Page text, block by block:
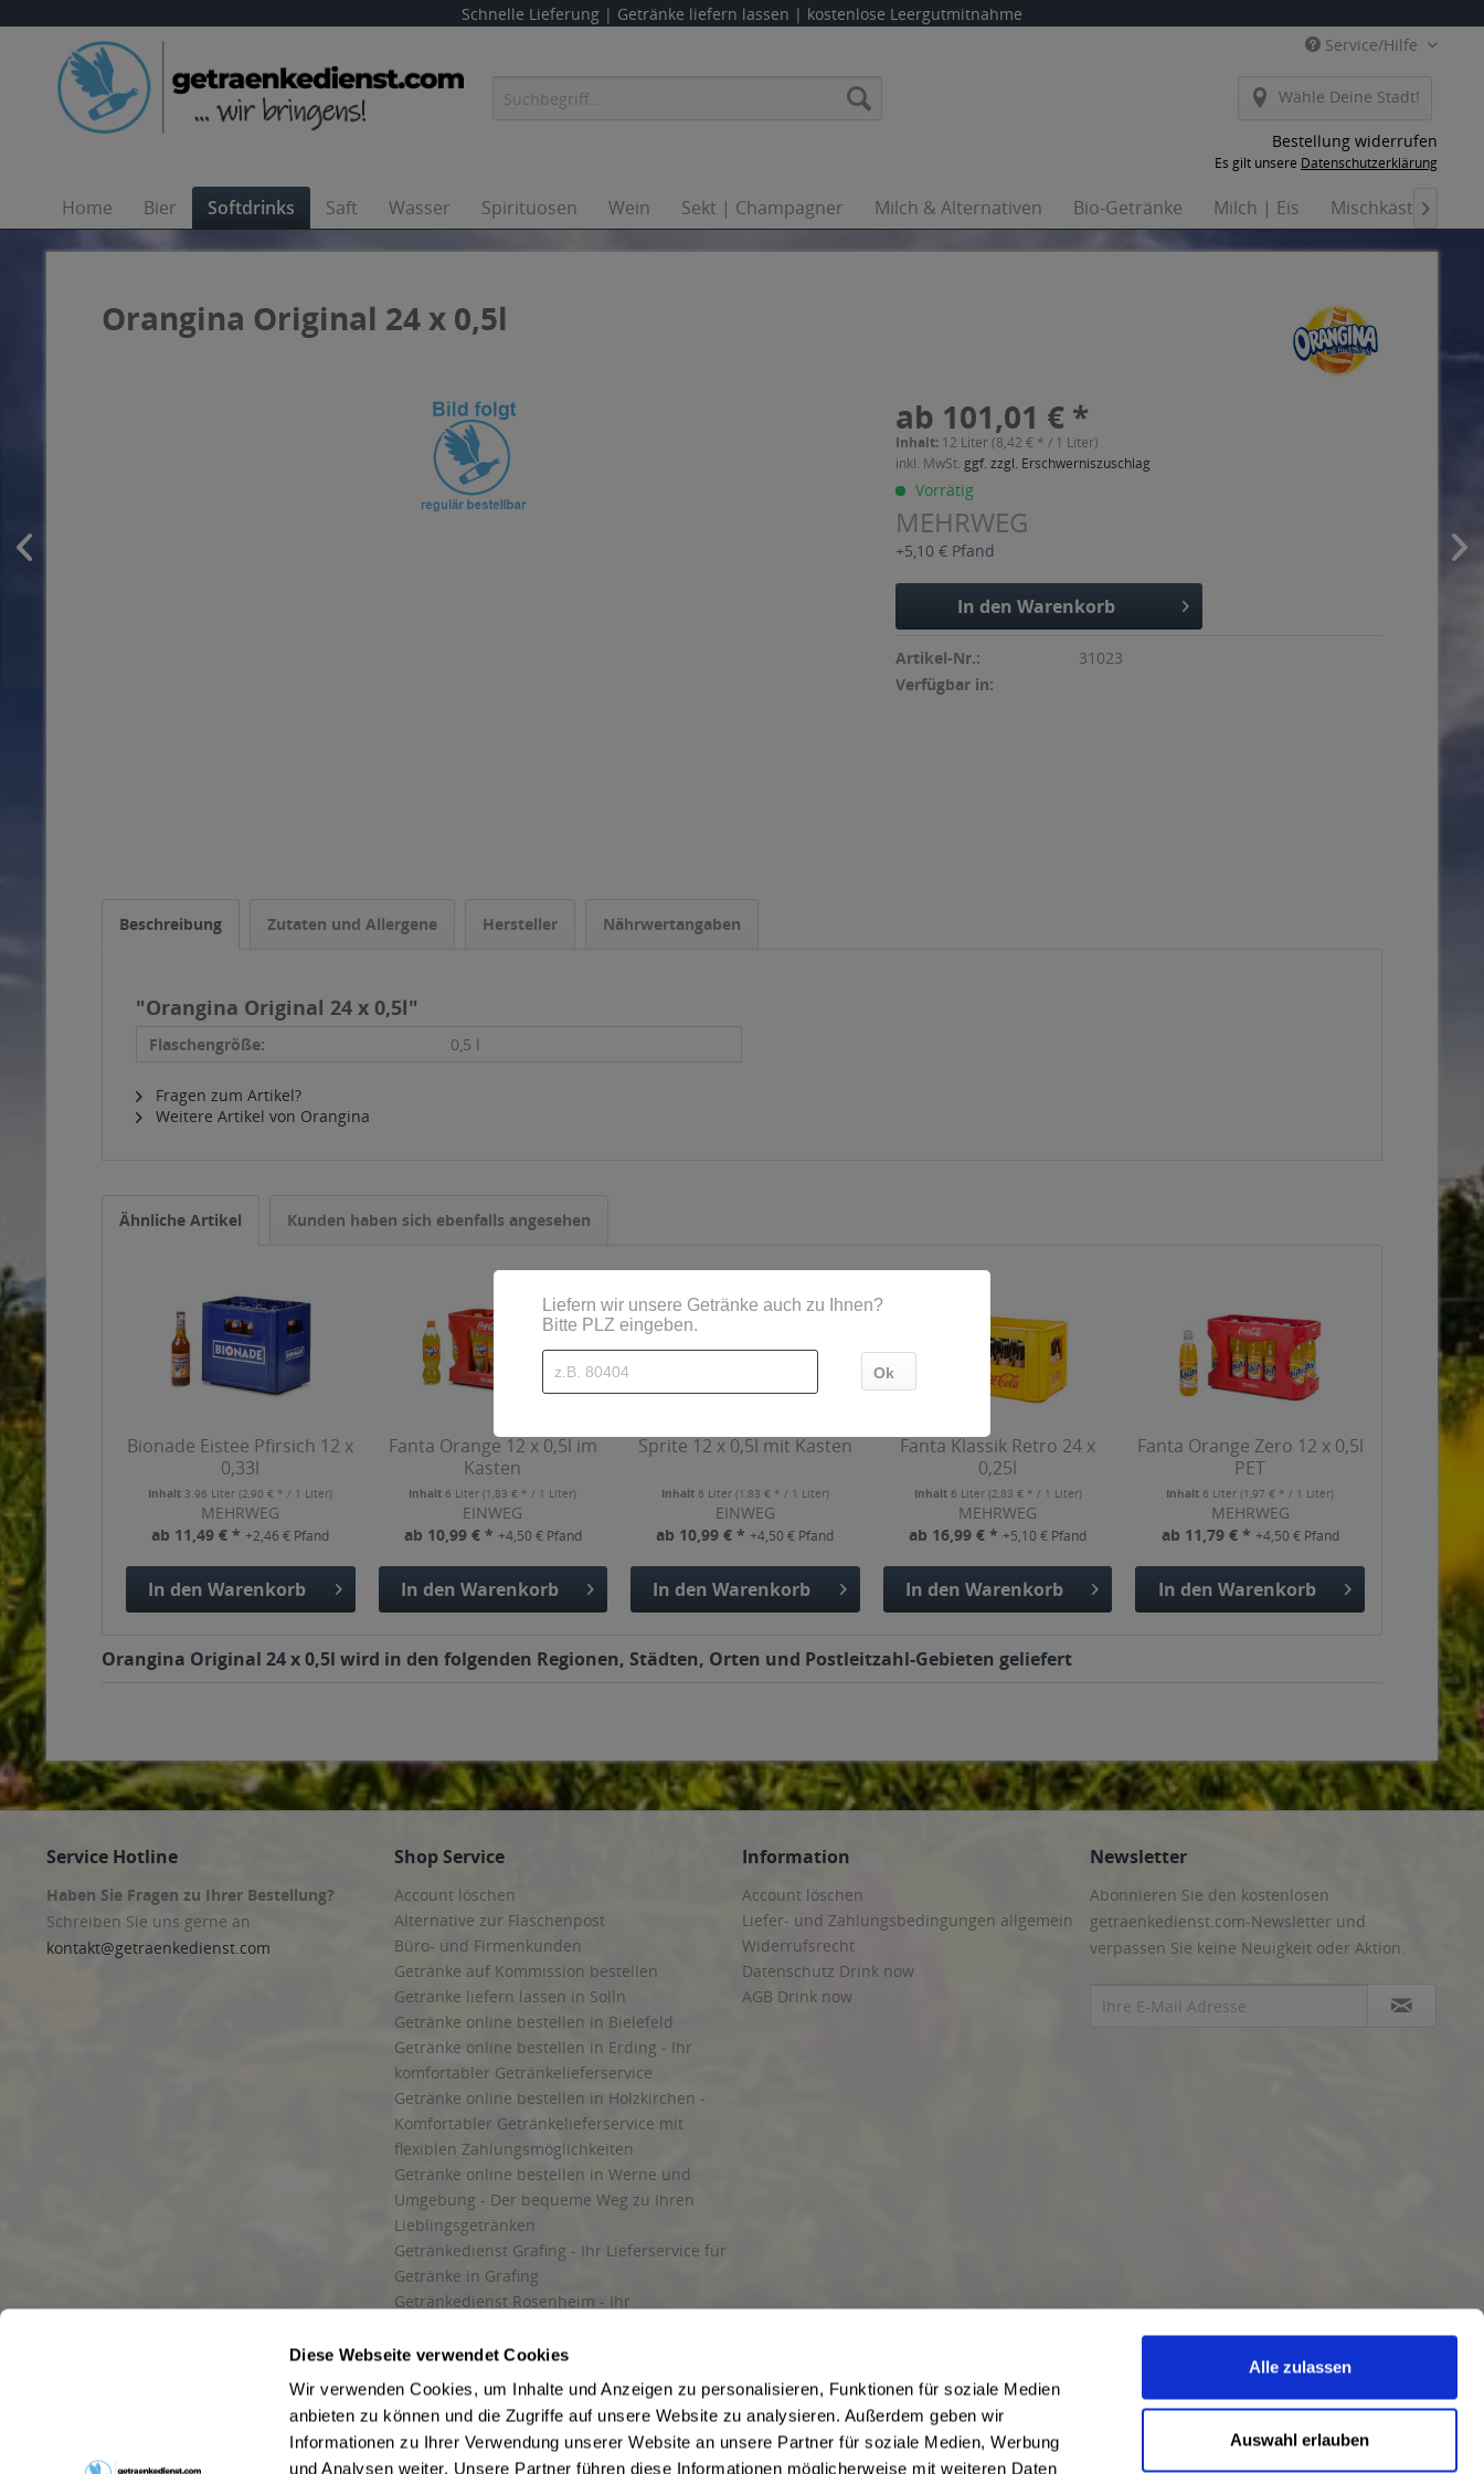
Diese Webseite verwendet Cookies
Wir verwenden Cookies, um Inhalte und Anzeigen zu personalisieren, Funktionen für soziale Medien
anbieten zu können und die Zugriffe auf unsere Website zu analysieren. Außerdem geben wir
Informationen zu Ihrer Verwendung unserer Website an unsere Partner für soziale Medien, Werbung
und Analysen weiter. Unsere Partner führen diese Informationen möglicherweise mit weiteren Daten
Alle zulassen
Auswahl erlauben
Schnelle Lieferung | Getränke liefern lassen | kostenlose Leergutmitnahme
Service/Hilfe
Wähle Deine Stadt!
Bestellung widerrufen
Es gilt unsere Datenschutzerklärung
Home Bier Softdrinks Saft Wasser Spirituosen Wein Sekt | Champagner Milch & Alternativen Bio-Getränke Milch | Eis Mischkästen

Orangina Original 24 x 0,5l
ab 101,01 € *
Inhalt: 12 Liter (8,42 € * / 1 Liter)
inkl. MwSt. ggf. zzgl. Erschwerniszuschlag
Vorrätig
MEHRWEG
+5,10 € Pfand
In den Warenkorb
Artikel-Nr.:
31023
Verfügbar in:
Beschreibung Zutaten und Allergene Hersteller Nährwertangaben
"Orangina Original 24 x 0,5l"
Flaschengröße: 0,5 l
Fragen zum Artikel?
Weitere Artikel von Orangina
Ähnliche Artikel Kunden haben sich ebenfalls angesehen
Bionade Eistee Pfirsich 12 x
0,33l
Inhalt 3.96 Liter(2,90 € * / 1 Liter)
MEHRWEG
ab 11,49 € *+2,46 € Pfand
In den Warenkorb
Fanta Orange 12 x 0,5l im
Kasten
Inhalt 6 Liter(1,83 € * / 1 Liter)
EINWEG
ab 10,99 € * +4,50 € Pfand
In den Warenkorb
Sprite 12 x 0,5l mit Kasten
Inhalt 6 Liter (1,83 € * / 1 Liter)
EINWEG
ab 10,99 € *+4,50 € Pfand
In den Warenkorb
Fanta Klassik Retro 24 x
0,25l
Inhalt 6 Liter (2,83 € * / 1 Liter)
MEHRWEG
ab 16,99 € *+5,10 € Pfand
In den Warenkorb
Fanta Orange Zero 12 x 0,5l
PET
Inhalt 6 Liter(1,97 € * / 1 Liter)
MEHRWEG
ab 11,79 € * +4,50 € Pfand
In den Warenkorb
Orangina Original 24 x 0,5l wird in den folgenden Regionen, Städten, Orten und Postleitzahl-Gebieten geliefert
Service Hotline
Haben Sie Fragen zu Ihrer Bestellung?
Schreiben Sie uns gerne an
kontakt@getraenkedienst.com
Shop Service
Account löschen
Alternative zur Flaschenpost
Büro- und Firmenkunden
Getränke auf Kommission bestellen
Getränke liefern lassen in Solln
Getränke online bestellen in Bielefeld
Getränke online bestellen in Erding - Ihr
komfortabler Getränkelieferservice
Getränke online bestellen in Holzkirchen -
Komfortabler Getränkelieferservice mit
flexiblen Zahlungsmöglichkeiten
Getränke online bestellen in Werne und
Umgebung - Der bequeme Weg zu Ihren
Lieblingsgetränken
Getränkedienst Grafing - Ihr Lieferservice für
Getränke in Grafing
Getränkedienst Rosenheim - Ihr
und Umgebung
Liefergebiet
Lieferservice für Getränke
Wir liefern Getränke
Information
Account löschen
Liefer- und Zahlungsbedingungen allgemein
Widerrufsrecht
Datenschutz Drink now
AGB Drink now
Newsletter
Abonnieren Sie den kostenlosen
getraenkedienst.com-Newsletter und
verpassen Sie keine Neuigkeit oder Aktion.